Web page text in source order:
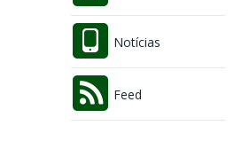
Notícias
Feed